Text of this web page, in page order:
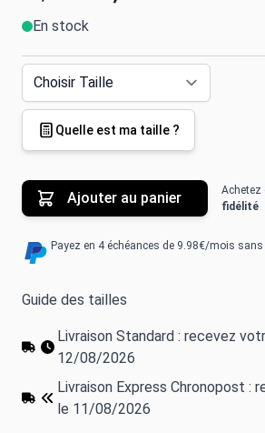
En stock
Quelle est ma taille ?
Ajouter au panier Achetez
fidélité
Payez en 4 échéances de 9.98€/mois sans
Guide des tailles
Livraison Standard : recevez
12/08/2026
Livraison Express Chronopost :
le 11/08/2026